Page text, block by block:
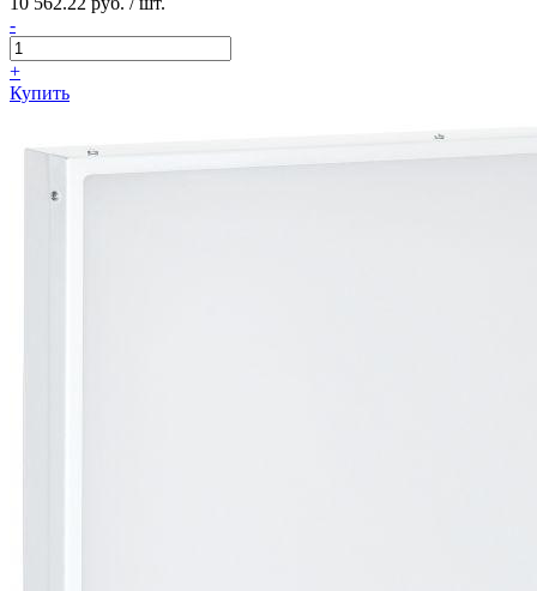
-
+
Купить